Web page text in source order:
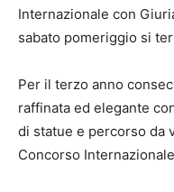
Internazionale con
sabato pomeriggio si
Per il terzo anno
raffinata ed elegante
di statue e percorso da
Concorso